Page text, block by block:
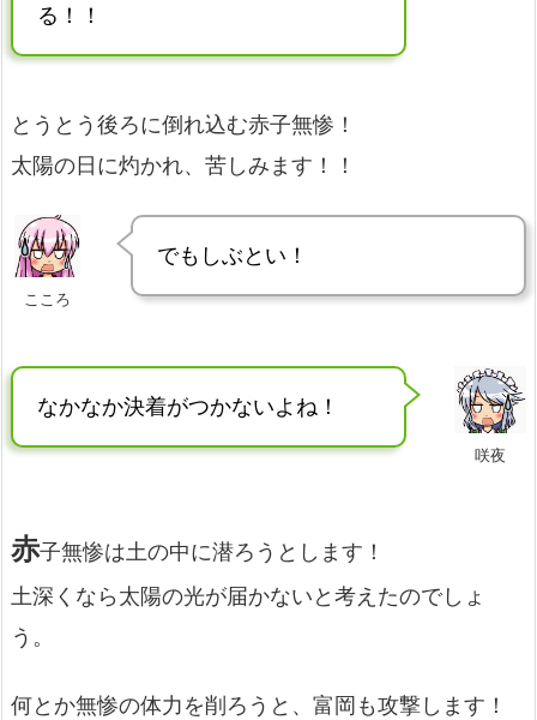
る！！
とうとう後ろに倒れ込む赤子無惨！
太陽の日に灼かれ、苦しみます！！
こころ
でもしぶとい！
咲夜
なかなか決着がつかないよね！
赤子無惨は土の中に潜ろうとします！
土深くなら太陽の光が届かないと考えたのでしょ
う。
何とか無惨の体力を削ろうと、富岡も攻撃します！